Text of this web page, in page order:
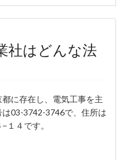
社はどんな法
に存在し、電気工事を主
03-3742-3746で、住所は
１４です。